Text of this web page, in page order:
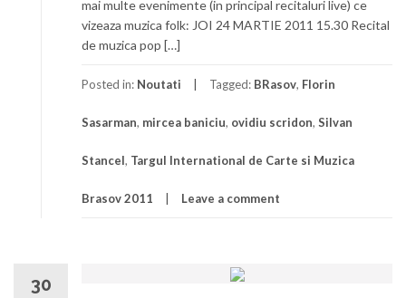
mai multe evenimente (in principal recitaluri live) ce
vizeaza muzica folk: JOI 24 MARTIE 2011 15.30 Recital
de muzica pop […]
Posted in: Noutati Tagged: BRasov, Florin
Sasarman, mircea baniciu, ovidiu scridon, Silvan
Stancel, Targul International de Carte si Muzica
Brasov 2011 Leave a comment
30